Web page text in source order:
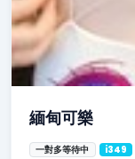
緬甸可樂
一對多等待中 i349